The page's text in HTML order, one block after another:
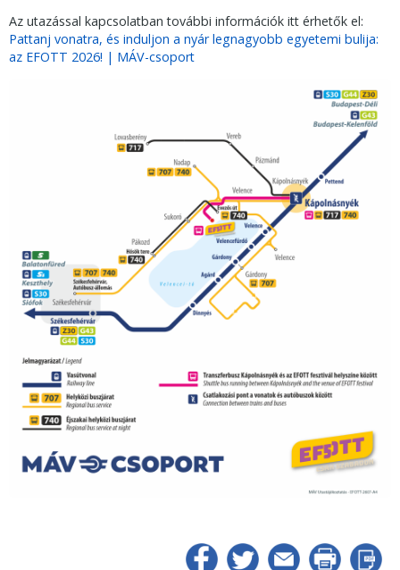
Az utazással kapcsolatban további információk itt érhetők el:
Pattanj vonatra, és induljon a nyár legnagyobb egyetemi bulija:
az EFOTT 2026! | MÁV-csoport